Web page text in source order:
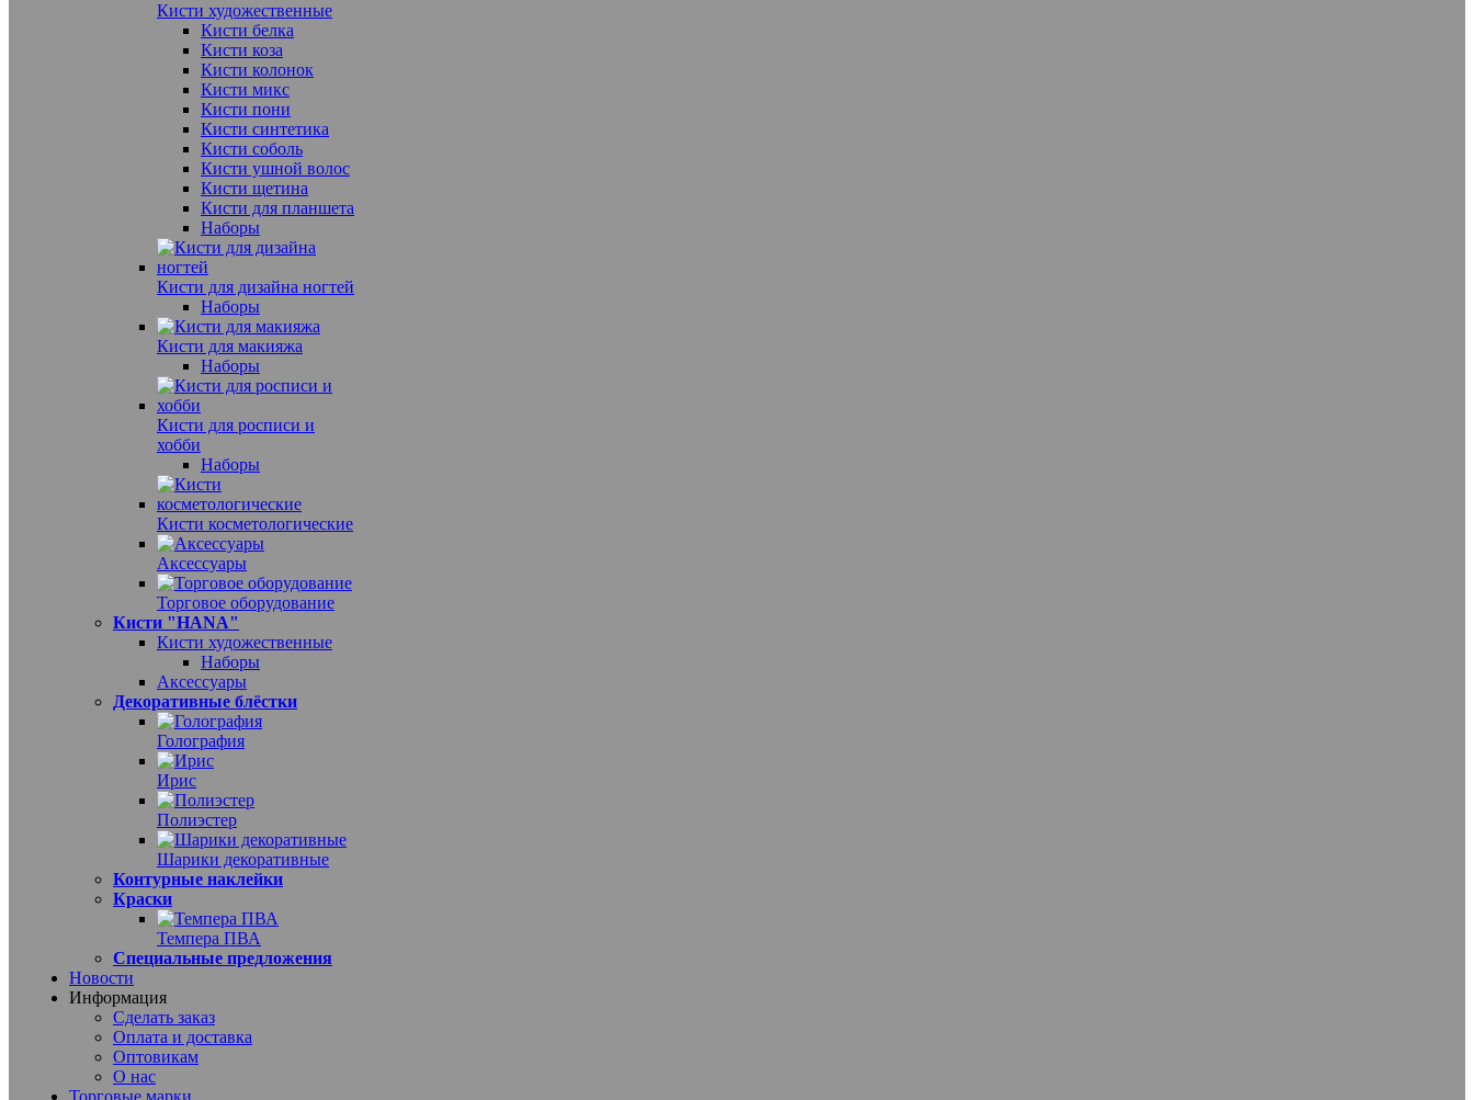
Кисти художественные
Кисти белка
Кисти коза
Кисти колонок
Кисти микс
Кисти пони
Кисти синтетика
Кисти соболь
Кисти ушной волос
Кисти щетина
Кисти для планшета
Наборы
Кисти для дизайна ногтей
Наборы
Кисти для макияжа
Наборы
Кисти для росписи и
хобби
Наборы
Кисти косметологические
Аксессуары
Торговое оборудование
Кисти "HANA"
Кисти художественные
Наборы
Аксессуары
Декоративные блёстки
Голография
Ирис
Полиэстер
Шарики декоративные
Контурные наклейки
Краски
Темпера ПВА
Специальные предложения
Новости
Информация
Сделать заказ
Оплата и доставка
Оптовикам
О нас
Торговые марки